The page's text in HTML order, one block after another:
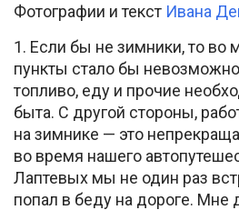
Фотографии и текст Ивана
1. Если бы не зимники, то во
пункты стало бы
топливо, еду и прочие
быта. С другой стороны,
на зимнике — это
во время нашего
Лаптевых мы не один раз
попал в беду на дороге. Мне